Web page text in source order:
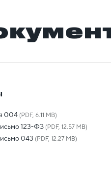
004 (PDF, 6.11 MB)
123-ФЗ (PDF, 12.57 MB)
043 (PDF, 12.27 MB)